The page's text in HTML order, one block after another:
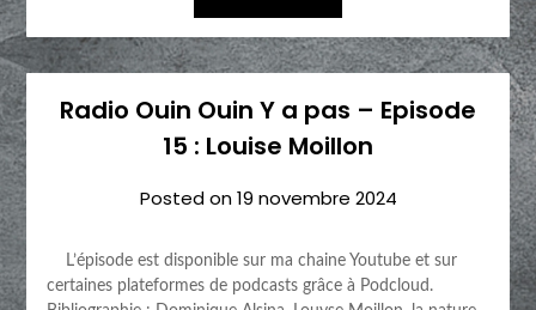
Radio Ouin Ouin Y a pas – Episode
15 : Louise Moillon
Posted on19 novembre 2024
L’épisode est disponible sur ma chaine Youtube et sur
certaines plateformes de podcasts grâce à Podcloud.